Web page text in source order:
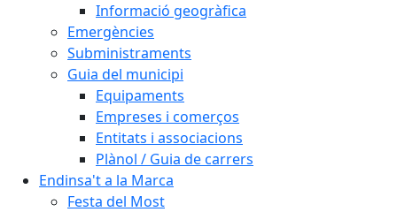
Informació geogràfica
Emergències
Subministraments
Guia del municipi
Equipaments
Empreses i comerços
Entitats i associacions
Plànol / Guia de carrers
Endinsa't a la Marca
Festa del Most